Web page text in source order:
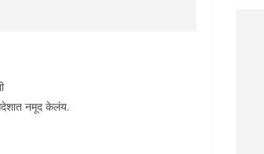
नमूद केलंय.